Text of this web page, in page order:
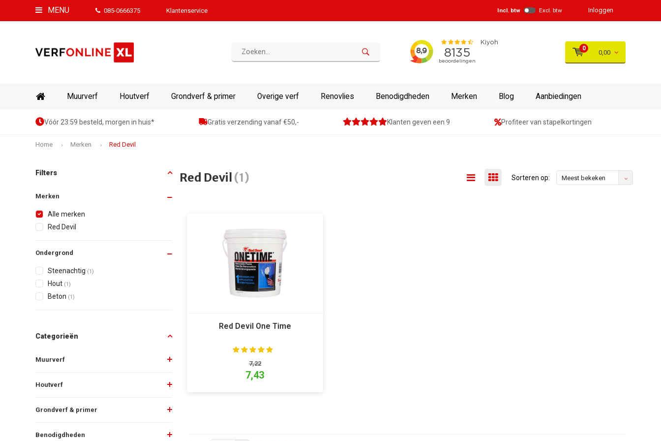
MENU 085-0666375 Klantenservice Incl. btw Excl. btw Inloggen
0
0,00
Muurverf Houtverf Grondverf & primer Overige verf Renovlies Benodigdheden Merken Blog Aanbiedingen
Vóór 23:59 besteld, morgen in huis* Gratis verzending vanaf €50,- Klanten geven een 9 Profiteer van stapelkortingen
Home Merken Red Devil
Filters
Merken
Alle merken
Red Devil
Ondergrond
Steenachtig (1)
Hout (1)
Beton (1)
Categorieën
Muurverf
Houtverf
Grondverf & primer
Benodigdheden
Red Devil (1) Sorteren op: Meest bekeken
Red Devil One Time
7,22
7,43